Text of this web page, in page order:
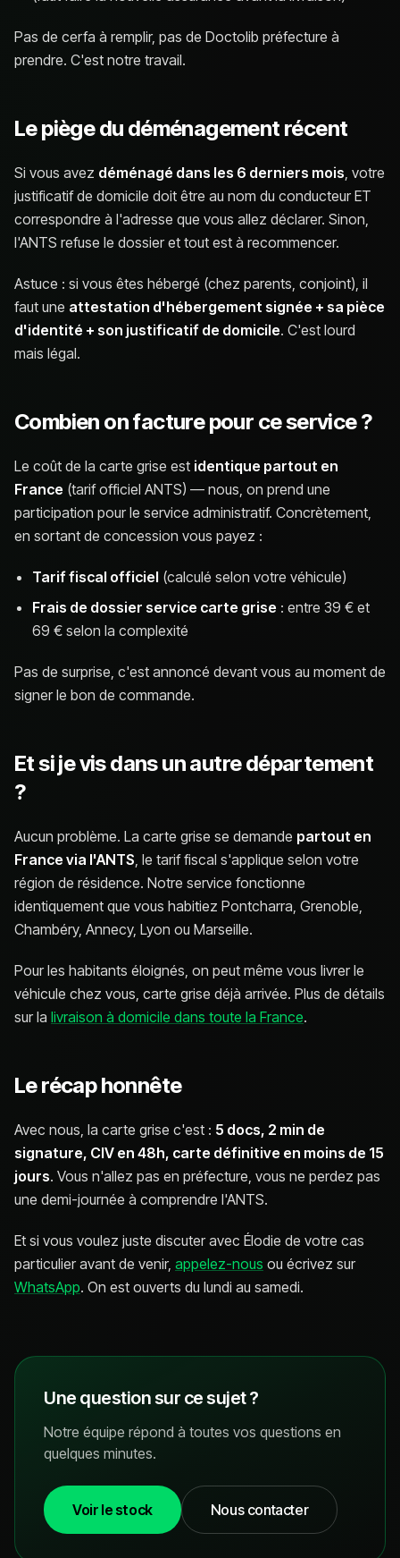
Pas de cerfa à remplir, pas de Doctolib préfecture à
prendre. C'est notre travail.
Le piège du déménagement récent
Si vous avez déménagé dans les 6 derniers mois, votre
justificatif de domicile doit être au nom du conducteur ET
correspondre à l'adresse que vous allez déclarer. Sinon,
l'ANTS refuse le dossier et tout est à recommencer.
Astuce : si vous êtes hébergé (chez parents, conjoint), il
faut une attestation d'hébergement signée + sa pièce
d'identité + son justificatif de domicile. C'est lourd
mais légal.
Combien on facture pour ce service ?
Le coût de la carte grise est identique partout en
France (tarif officiel ANTS) — nous, on prend une
participation pour le service administratif. Concrètement,
en sortant de concession vous payez :
Tarif fiscal officiel (calculé selon votre véhicule)
Frais de dossier service carte grise : entre 39 € et
69 € selon la complexité
Pas de surprise, c'est annoncé devant vous au moment de
signer le bon de commande.
Et si je vis dans un autre département
?
Aucun problème. La carte grise se demande partout en
France via l'ANTS, le tarif fiscal s'applique selon votre
région de résidence. Notre service fonctionne
identiquement que vous habitiez Pontcharra, Grenoble,
Chambéry, Annecy, Lyon ou Marseille.
Pour les habitants éloignés, on peut même vous livrer le
véhicule chez vous, carte grise déjà arrivée. Plus de détails
sur la livraison à domicile dans toute la France.
Le récap honnête
Avec nous, la carte grise c'est : 5 docs, 2 min de
signature, CIV en 48h, carte définitive en moins de 15
jours. Vous n'allez pas en préfecture, vous ne perdez pas
une demi-journée à comprendre l'ANTS.
Et si vous voulez juste discuter avec Élodie de votre cas
particulier avant de venir, appelez-nous ou écrivez sur
WhatsApp. On est ouverts du lundi au samedi.
Une question sur ce sujet ?
Notre équipe répond à toutes vos questions en
quelques minutes.
Voir le stock Nous contacter